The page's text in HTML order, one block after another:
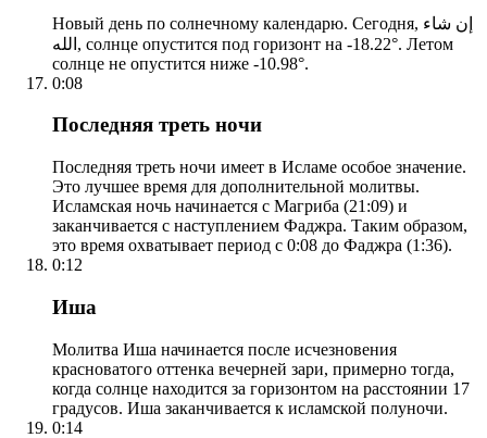
Новый день по солнечному календарю. Сегодня, إن شاء
الله, солнце опустится под горизонт на -18.22°. Летом
солнце не опустится ниже -10.98°.
0:08
Последняя треть ночи
Последняя треть ночи имеет в Исламе особое значение.
Это лучшее время для дополнительной молитвы.
Исламская ночь начинается с Магриба (21:09) и
заканчивается с наступлением Фаджра. Таким образом,
это время охватывает период с 0:08 до Фаджра (1:36).
0:12
Иша
Молитва Иша начинается после исчезновения
красноватого оттенка вечерней зари, примерно тогда,
когда солнце находится за горизонтом на расстоянии 17
градусов. Иша заканчивается к исламской полуночи.
0:14